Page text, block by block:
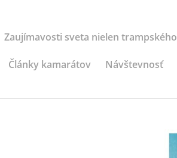
Zaujímavosti sveta nielen trampského
Články kamarátov Návštevnosť